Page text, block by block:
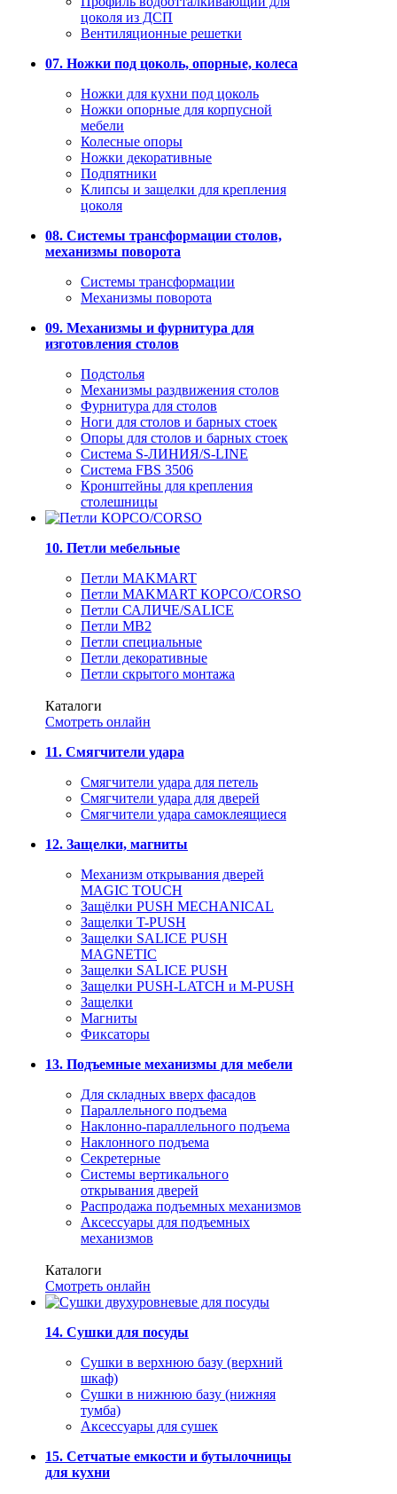
цоколя из ДСП
Вентиляционные решетки
07. Ножки под цоколь, опорные, колеса
Ножки для кухни под цоколь
Ножки опорные для корпусной
мебели
Колесные опоры
Ножки декоративные
Подпятники
Клипсы и защелки для крепления
цоколя
08. Системы трансформации столов,
механизмы поворота
Системы трансформации
Механизмы поворота
09. Механизмы и фурнитура для
изготовления столов
Подстолья
Механизмы раздвижения столов
Фурнитура для столов
Ноги для столов и барных стоек
Опоры для столов и барных стоек
Система S-ЛИНИЯ/S-LINE
Система FBS 3506
Кронштейны для крепления
столешницы
10. Петли мебельные
Петли MAKMART
Петли MAKMART КОРСО/CORSO
Петли САЛИЧЕ/SALICE
Петли MB2
Петли специальные
Петли декоративные
Петли скрытого монтажа
Каталоги
Смотреть онлайн
11. Смягчители удара
Смягчители удара для петель
Смягчители удара для дверей
Cмягчители удара самоклеящиеся
12. Защелки, магниты
Механизм открывания дверей
MAGIC TOUCH
Защёлки PUSH MECHANICAL
Защелки T-PUSH
Защелки SALICE PUSH
MAGNETIC
Защелки SALICE PUSH
Защелки PUSH-LATCH и M-PUSH
Защелки
Магниты
Фиксаторы
13. Подъемные механизмы для мебели
Для складных вверх фасадов
Параллельного подъема
Наклонно-параллельного подъема
Наклонного подъема
Секретерные
Системы вертикального
открывания дверей
Распродажа подъемных механизмов
Аксессуары для подъемных
механизмов
Каталоги
Смотреть онлайн
14. Сушки для посуды
Сушки в верхнюю базу (верхний
шкаф)
Сушки в нижнюю базу (нижняя
тумба)
Аксессуары для сушек
15. Сетчатые емкости и бутылочницы
для кухни